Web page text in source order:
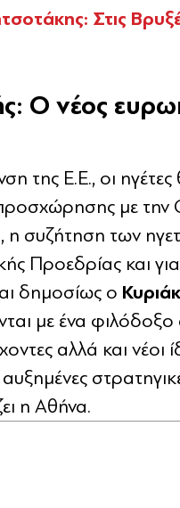
Στις
Ο νέος
της Ε.Ε., οι
με
συζήτηση των
Προεδρίας και
δημοσίως ο
με ένα
αλλά και νέοι
η Αθήνα.